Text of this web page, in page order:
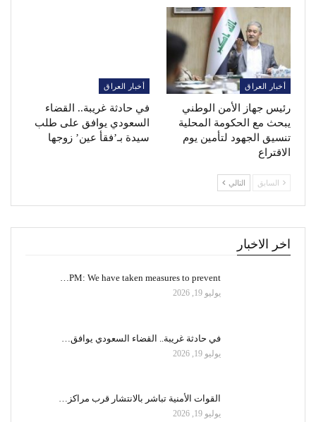
أخبار العراق
رئيس جهاز الأمن الوطني
يبحث مع الحكومة المحلية
تنسيق الجهود لتأمين يوم
الاقتراع
أخبار العراق
في حادثة غريبة.. القضاء
السعودي يوافق على طلب
سيدة بـ’فقأ عين’ زوجها
السابق التالي
اخر الاخبار
PM: We have taken measures to prevent…
يوليو 19, 2026
في حادثة غريبة.. القضاء السعودي يوافق…
يوليو 19, 2026
القوات الأمنية تباشر بالانتشار قرب مراكز…
يوليو 19, 2026